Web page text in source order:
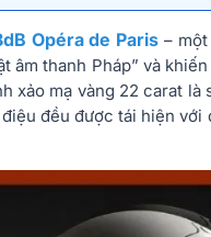
Opéra de Paris –
âm thanh Pháp” và
xảo mạ vàng 22 carat là
đều được tái hiện với